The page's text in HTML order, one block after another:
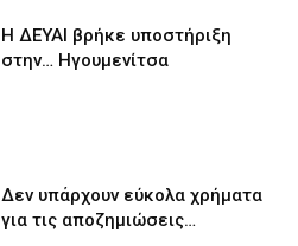
Η ΔΕΥΑΙ βρήκε υποστήριξη
στην… Ηγουμενίτσα
Δεν υπάρχουν εύκολα χρήματα
για τις αποζημιώσεις…